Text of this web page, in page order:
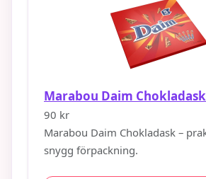
Marabou Daim Chokladask
90 kr
Marabou Daim Chokladask –
snygg förpackning.